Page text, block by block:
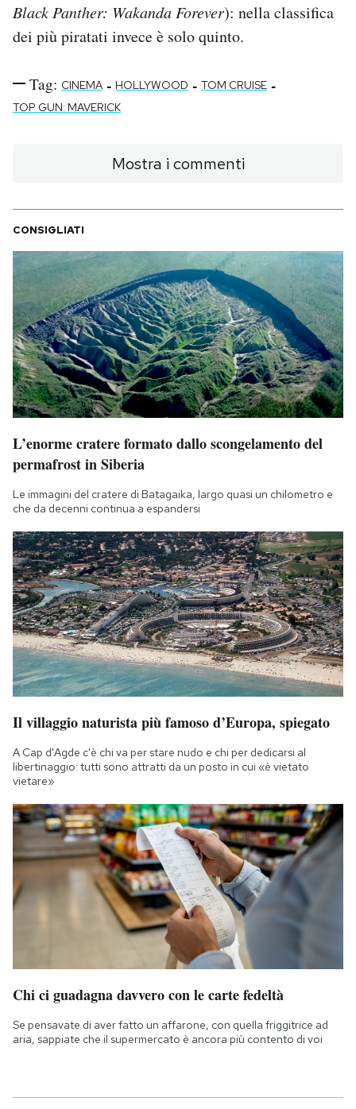
Black Panther: Wakanda Forever): nella classifica
dei più piratati invece è solo quinto.
Tag: CINEMA - HOLLYWOOD - TOM CRUISE -
TOP GUN: MAVERICK
Mostra i commenti
CONSIGLIATI
L’enorme cratere formato dallo scongelamento del
permafrost in Siberia
Le immagini del cratere di Batagaika, largo quasi un chilometro e
che da decenni continua a espandersi
Il villaggio naturista più famoso d’Europa, spiegato
A Cap d'Agde c'è chi va per stare nudo e chi per dedicarsi al
libertinaggio: tutti sono attratti da un posto in cui «è vietato
vietare»
Chi ci guadagna davvero con le carte fedeltà
Se pensavate di aver fatto un affarone, con quella friggitrice ad
aria, sappiate che il supermercato è ancora più contento di voi